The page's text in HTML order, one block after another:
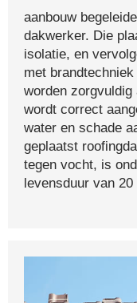
aanbouw
dakwerker. Die
isolatie, en
met
worden
wordt correct
water en schade
geplaatst
tegen vocht, is
levensduur van 20